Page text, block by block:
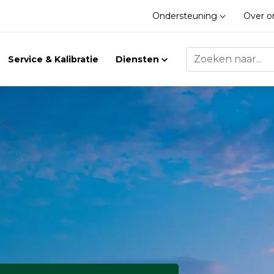
Ondersteuning Over
Trilling
Trillingsmeters
Toebehoren
Accessoires
Gasdetectie
Klimaat
Service & Kalibratie Diensten